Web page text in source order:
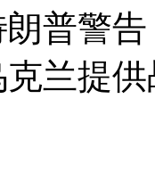
普警
兰提